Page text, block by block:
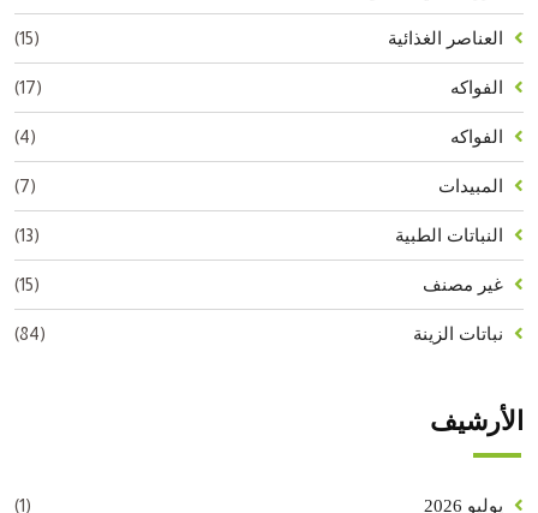
العناصر الغذائية (15)
الفواكه (17)
الفواكه (4)
المبيدات (7)
النباتات الطبية (13)
غير مصنف (15)
نباتات الزينة (84)
الأرشيف
يوليو 2026 (1)